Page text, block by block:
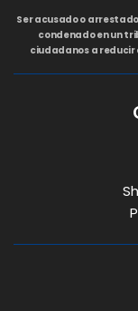
Ser acusado o
condenado en un
ciudadanos a reducir